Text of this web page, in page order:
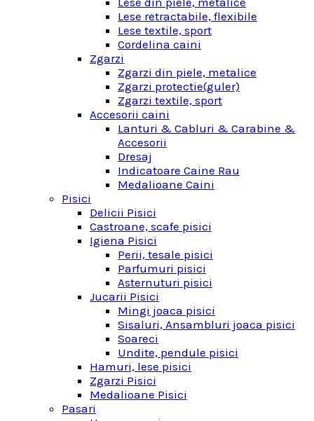
Lese retractabile, flexibile
Lese textile, sport
Cordelina caini
Zgarzi
Zgarzi din piele, metalice
Zgarzi protectie(guler)
Zgarzi textile, sport
Accesorii caini
Lanturi & Cabluri & Carabine &
Accesorii
Dresaj
Indicatoare Caine Rau
Medalioane Caini
Pisici
Delicii Pisici
Castroane, scafe pisici
Igiena Pisici
Perii, tesale pisici
Parfumuri pisici
Asternuturi pisici
Jucarii Pisici
Mingi joaca pisici
Sisaluri, Ansambluri joaca pisici
Soareci
Undite, pendule pisici
Hamuri, lese pisici
Zgarzi Pisici
Medalioane Pisici
Pasari